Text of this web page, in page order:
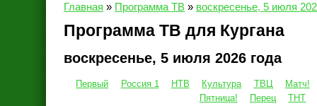
Главная » Программа ТВ » воскресенье, 5 июля
Программа ТВ для Кургана
воскресенье, 5 июля 2026 года
Первый Россия 1 НТВ Культура ТВЦ
Матч!
Пятница!
Перец ТНТ